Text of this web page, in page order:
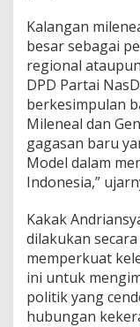
Kalangan
besar sebagai
regional
DPD Partai
berkesimpulan
Mileneal dan
gagasan baru
Model dalam
Indonesia,”
Kakak
dilakukan
memperkuat
ini untuk
politik yang
hubungan